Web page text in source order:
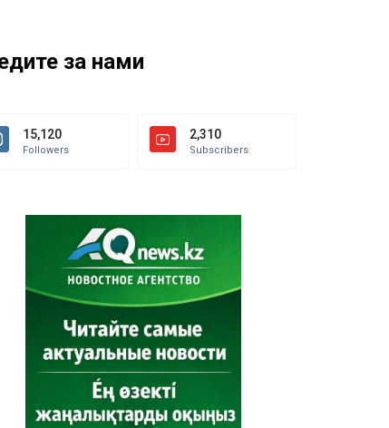
за нами
15,120
Followers
2,310
Subscribers